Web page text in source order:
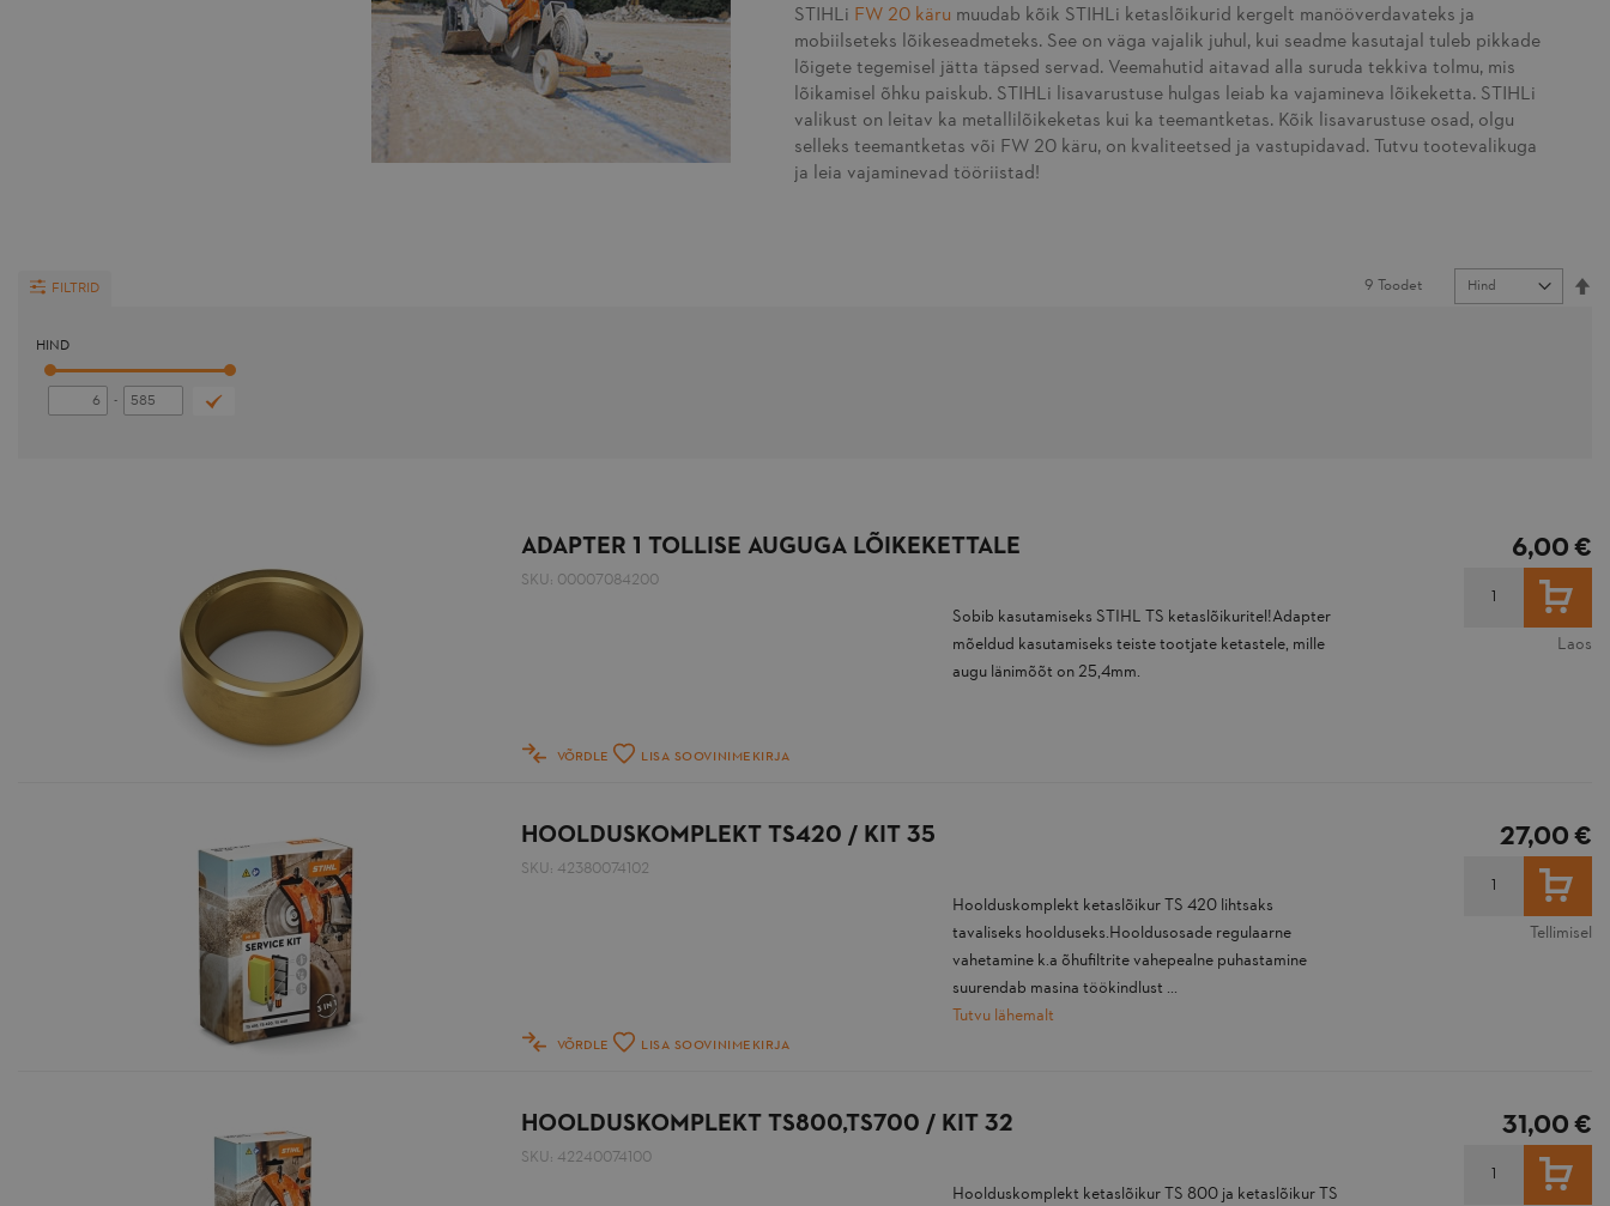
STIHLi FW 20 käru muudab kõik STIHLi ketaslõikurid kergelt manööverdavateks ja
mobiilseteks lõikeseadmeteks. See on väga vajalik juhul, kui seadme kasutajal tuleb pikkade
lõigete tegemisel jätta täpsed servad. Veemahutid aitavad alla suruda tekkiva tolmu, mis
lõikamisel õhku paiskub. STIHLi lisavarustuse hulgas leiab ka vajamineva lõikeketta. STIHLi
valikust on leitav ka metallilõikeketas kui ka teemantketas. Kõik lisavarustuse osad, olgu
selleks teemantketas või FW 20 käru, on kvaliteetsed ja vastupidavad. Tutvu tootevalikuga
ja leia vajaminevad tööriistad!
FILTRID
HIND
-
9 Toodet
ADAPTER 1 TOLLISE AUGUGA LÕIKEKETTALE
SKU: 00007084200
VÕRDLE LISA SOOVINIMEKIRJA
Sobib kasutamiseks STIHL TS ketaslõikuritel!Adapter
mõeldud kasutamiseks teiste tootjate ketastele, mille
augu länimõõt on 25,4mm.
6,00 €
LISA
Laos
HOOLDUSKOMPLEKT TS420 / KIT 35
SKU: 42380074102
VÕRDLE LISA SOOVINIMEKIRJA
Hoolduskomplekt ketaslõikur TS 420 lihtsaks
tavaliseks hoolduseks.Hooldusosade regulaarne
vahetamine k.a õhufiltrite vahepealne puhastamine
suurendab masina töökindlust ...
Tutvu lähemalt
27,00 €
LISA
Tellimisel
HOOLDUSKOMPLEKT TS800,TS700 / KIT 32
SKU: 42240074100
Hoolduskomplekt ketaslõikur TS 800 ja ketaslõikur TS
31,00 €
LISA